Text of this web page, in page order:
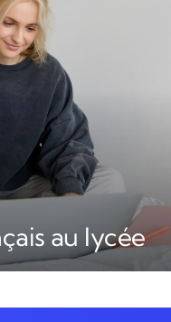
au lycée